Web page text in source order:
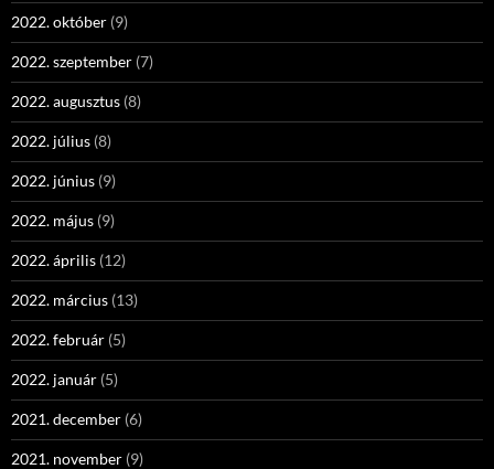
2022. október (9)
2022. szeptember (7)
2022. augusztus (8)
2022. július (8)
2022. június (9)
2022. május (9)
2022. április (12)
2022. március (13)
2022. február (5)
2022. január (5)
2021. december (6)
2021. november (9)